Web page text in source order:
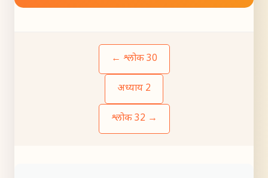
← श्लोक 30
अध्याय 2
श्लोक 32 →